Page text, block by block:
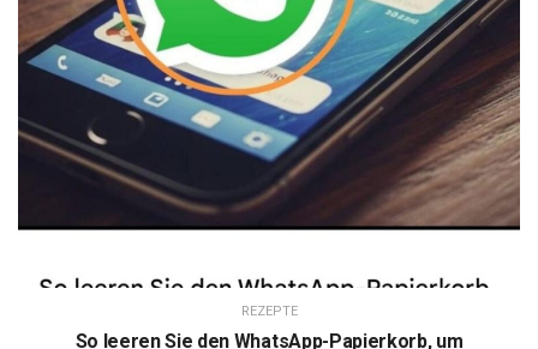
REZEPTE
So leeren Sie den WhatsApp-Papierkorb, um